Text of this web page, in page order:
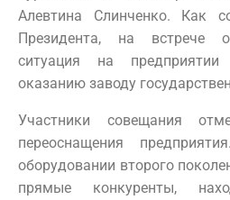
Алевтина Слинченко. Как
Президента, на встрече
ситуация на
оказанию заводу
Участники совещания
переоснащения
оборудовании второго
прямые конкуренты,